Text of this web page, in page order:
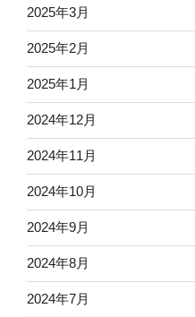
2025年3月
2025年2月
2025年1月
2024年12月
2024年11月
2024年10月
2024年9月
2024年8月
2024年7月